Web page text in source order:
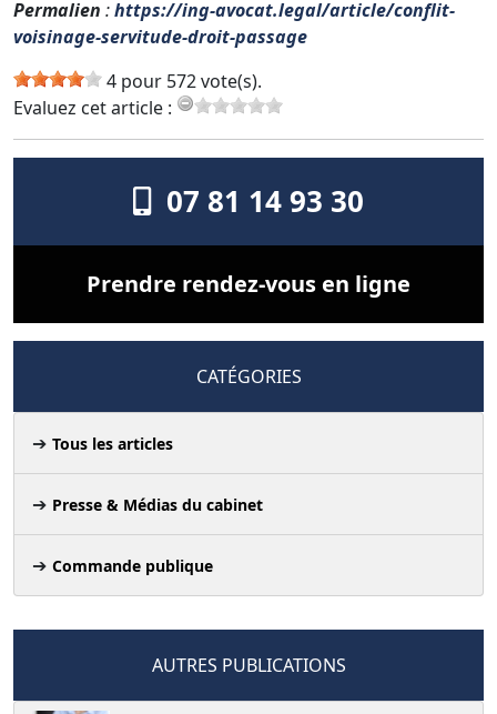
Permalien :https://ing-avocat.legal/article/conflit-
voisinage-servitude-droit-passage
4 pour 572 vote(s).
Evaluez cet article :
07 81 14 93 30
Prendre rendez-vous en ligne
CATÉGORIES
Tous les articles
Presse & Médias du cabinet
Commande publique
AUTRES PUBLICATIONS